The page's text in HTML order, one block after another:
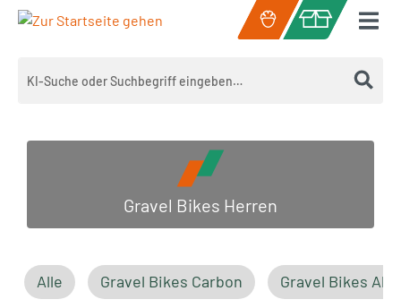
Zum Hauptinhalt springen
Warenkorb
Gravel Bikes Herren
Alle Gravel Bikes Carbon Gravel Bikes